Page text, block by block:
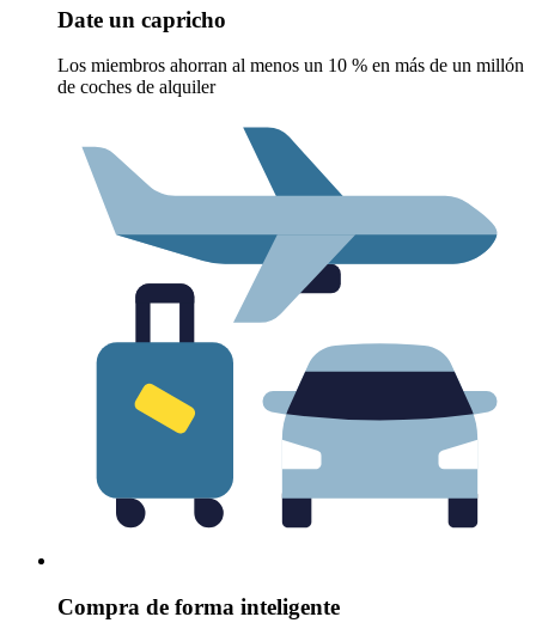
Date un capricho
Los miembros ahorran al menos un 10 % en más de un millón
de coches de alquiler
Compra de forma inteligente